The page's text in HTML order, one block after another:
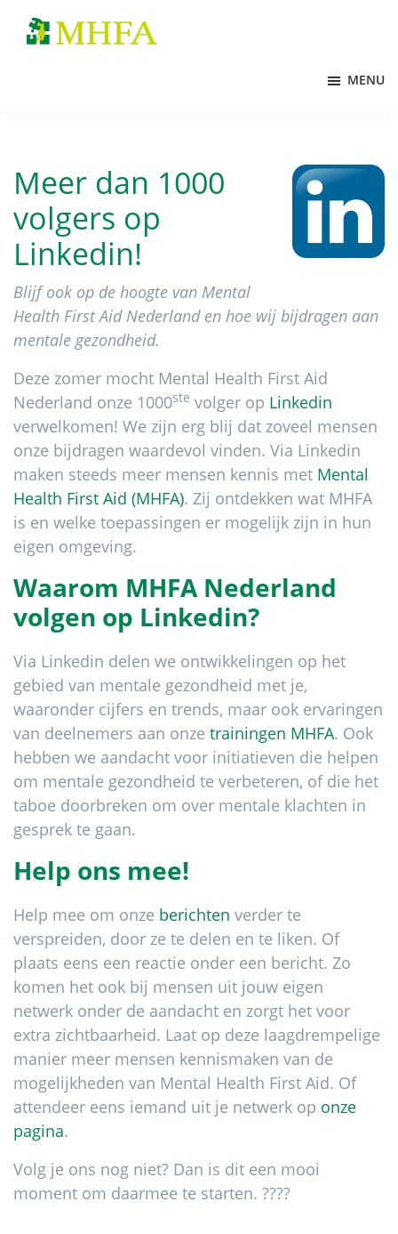
naar
naar
MENU
Meer dan 1000
volgers op
Linkedin!
Blijf ook op de hoogte van Mental
Health First Aid Nederland en hoe wij bijdragen aan
mentale gezondheid.
Deze zomer mocht Mental Health First Aid
Nederland onze 1000ste volger op Linkedin
verwelkomen! We zijn erg blij dat zoveel mensen
onze bijdragen waardevol vinden. Via Linkedin
maken steeds meer mensen kennis met Mental
Health First Aid (MHFA). Zij ontdekken wat MHFA
is en welke toepassingen er mogelijk zijn in hun
eigen omgeving.
Waarom MHFA Nederland
volgen op Linkedin?
Via Linkedin delen we ontwikkelingen op het
gebied van mentale gezondheid met je,
waaronder cijfers en trends, maar ook ervaringen
van deelnemers aan onze trainingen MHFA. Ook
hebben we aandacht voor initiatieven die helpen
om mentale gezondheid te verbeteren, of die het
taboe doorbreken om over mentale klachten in
gesprek te gaan.
Help ons mee!
Help mee om onze berichten verder te
verspreiden, door ze te delen en te liken. Of
plaats eens een reactie onder een bericht. Zo
komen het ook bij mensen uit jouw eigen
netwerk onder de aandacht en zorgt het voor
extra zichtbaarheid. Laat op deze laagdrempelige
manier meer mensen kennismaken van de
mogelijkheden van Mental Health First Aid. Of
attendeer eens iemand uit je netwerk op onze
pagina.
Volg je ons nog niet? Dan is dit een mooi
moment om daarmee te starten. ????